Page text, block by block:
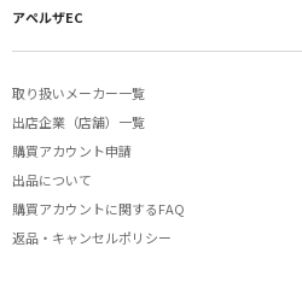
アペルザEC
取り扱いメーカー一覧
出店企業（店舗）一覧
購買アカウント申請
出品について
購買アカウントに関するFAQ
返品・キャンセルポリシー